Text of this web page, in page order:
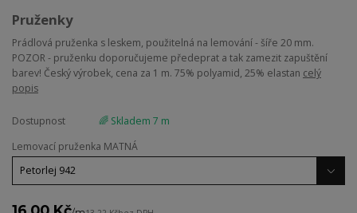
Pruženky
Prádlová pruženka s leskem, použitelná na lemování - šíře 20 mm.
POZOR - pruženku doporučujeme předeprat a tak zamezit zapuštění
barev! Český výrobek, cena za 1 m. 75% polyamid, 25% elastan celý
popis
Dostupnost
🌈 Skladem 7 m
Lemovací pruženka MATNÁ